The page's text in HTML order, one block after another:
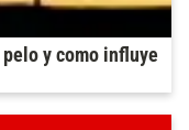
y como influye